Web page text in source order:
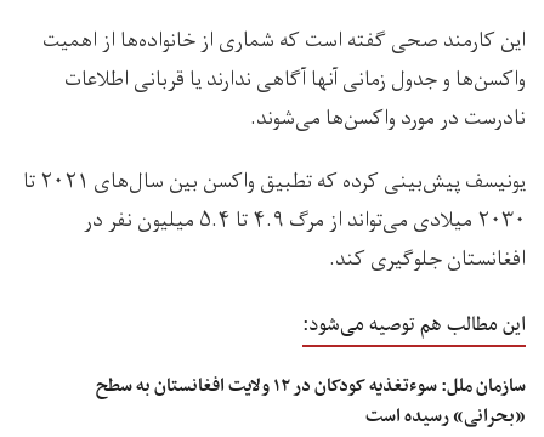
این کارمند صحی گفته است که شماری از خانواده‌ها از اهمیت
واکسن‌ها و جدول زمانی آنها آگاهی ندارند یا قربانی اطلاعات
نادرست در مورد واکسن‌ها می‌شوند.
یونیسف پیش‌بینی کرده که تطبیق واکسن‌ بین سال‌های ۲۰۲۱ تا
۲۰۳۰ میلادی می‌تواند از مرگ ۴.۹ تا ۵.۴ میلیون نفر در
افغانستان جلوگیری کند.
این مطالب هم توصیه می‌شود:
سازمان ملل: سوءتغذیه کودکان در ۱۲ ولایت‌ افغانستان به سطح
«بحرانی» رسیده است